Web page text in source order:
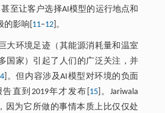
甚至让客户选择AI模型的运行地点和
的影响[ 11‒12]。
大环境足迹（其能源消耗量和温室
国家）引起了人们的广泛关注，并
]。但内容涉及AI模型对环境的负面
直到2019年才发布[ 15]。Jariwala
因为它所做的事情本质上比仅仅处